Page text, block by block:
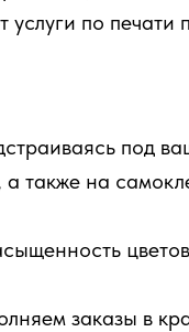
услуги по печати
под
также на
заказы в